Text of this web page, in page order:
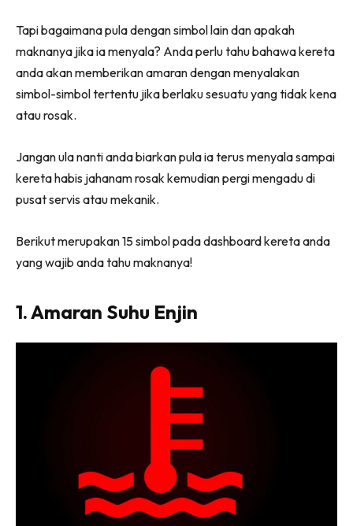
Tapi bagaimana pula dengan simbol lain dan apakah
maknanya jika ia menyala? Anda perlu tahu bahawa kereta
anda akan memberikan amaran dengan menyalakan
simbol-simbol tertentu jika berlaku sesuatu yang tidak kena
atau rosak.
Jangan ula nanti anda biarkan pula ia terus menyala sampai
kereta habis jahanam rosak kemudian pergi mengadu di
pusat servis atau mekanik.
Berikut merupakan 15 simbol pada dashboard kereta anda
yang wajib anda tahu maknanya!
1. Amaran Suhu Enjin